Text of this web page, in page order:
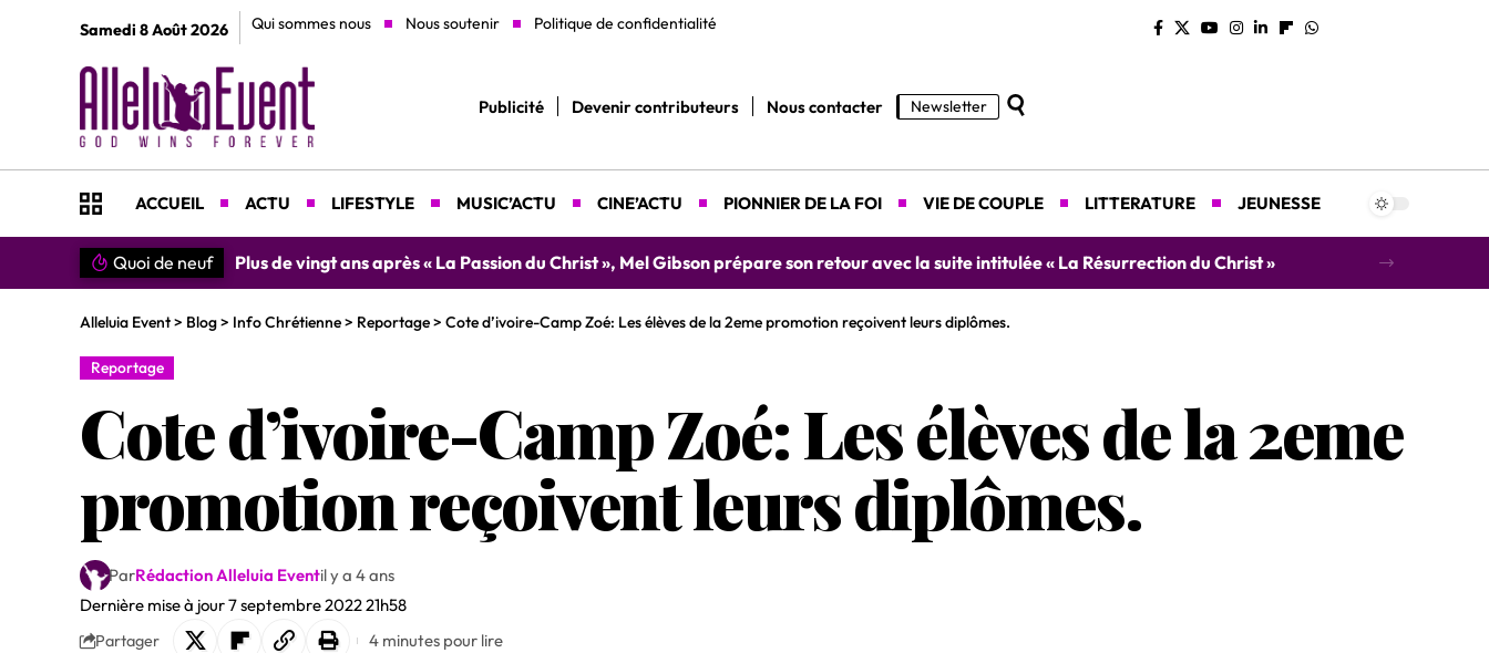
Samedi 8 Août 2026 Qui sommes nous Nous soutenir Politique de confidentialité
Publicité Devenir contributeurs Nous contacter Newsletter
ACCUEIL ACTU LIFESTYLE MUSIC’ACTU CINE’ACTU PIONNIER DE LA FOI VIE DE COUPLE LITTERATURE JEUNESSE
Quoi de neuf »SIMPLEMENT MERCI » : Chantre Lyah donne rendez-vous le 9 août prochain à Abidjan pour un concert caritatif au profit des orphelins
Alleluia Event> Blog> Info Chrétienne> Reportage> Cote d’ivoire-Camp Zoé: Les élèves de la 2eme promotion reçoivent leurs diplômes.
Reportage
Cote d’ivoire-Camp Zoé: Les élèves de la 2eme
promotion reçoivent leurs diplômes.
Dernière mise à jour 7 septembre 2022 21h58
ParRédaction Alleluia Eventil y a 4 ans
Partager 4 minutes pour lire